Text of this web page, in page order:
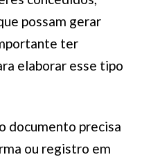
possam gerar
ter
elaborar esse tipo
documento precisa
ou registro em